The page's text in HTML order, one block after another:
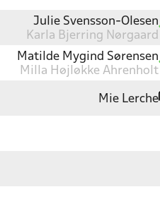
Julie Svensson-Olesen
Karla Bjerring Nørgaard
Matilde Mygind Sørensen
Milla Højløkke Ahrenholt
Mie Lerche